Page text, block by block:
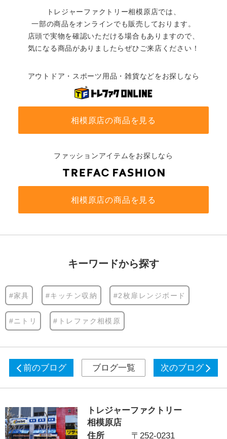
トレジャーファクトリー相模原店では、
一部の商品をオンラインでも販売しております。
店頭で実物を確認いただける場合もありますので、
気になる商品がありましたらぜひご来店ください！
アウトドア・スポーツ用品・雑貨などをお探しなら
相模原店の商品を見る
ファッションアイテムをお探しなら
相模原店の商品を見る
キーワードから探す
#家具 #キッチン収納 #2枚扉レンジボード
#ニトリ #トレファク相模原
前のブログ ブログ一覧 次のブログ
トレジャーファクトリー
相模原店
住所
〒252-0231